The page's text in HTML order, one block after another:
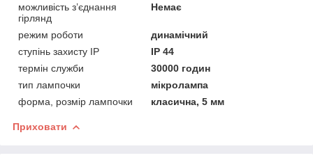
можливість з’єднання
гірлянд
Немає
режим роботи
динамічний
ступінь захисту IP
IP 44
термін служби
30000 годин
тип лампочки
мікролампа
форма, розмір лампочки
класична, 5 мм
Приховати